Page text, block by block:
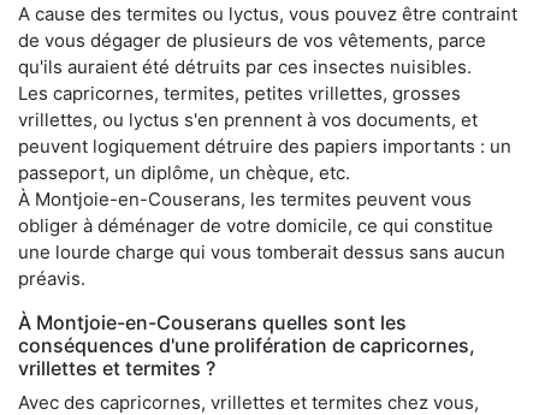
A cause des termites ou lyctus, vous pouvez être contraint
de vous dégager de plusieurs de vos vêtements, parce
qu'ils auraient été détruits par ces insectes nuisibles.
Les capricornes, termites, petites vrillettes, grosses
vrillettes, ou lyctus s'en prennent à vos documents, et
peuvent logiquement détruire des papiers importants : un
passeport, un diplôme, un chèque, etc.
À Montjoie-en-Couserans, les termites peuvent vous
obliger à déménager de votre domicile, ce qui constitue
une lourde charge qui vous tomberait dessus sans aucun
préavis.
À Montjoie-en-Couserans quelles sont les
conséquences d'une prolifération de capricornes,
vrillettes et termites ?
Avec des capricornes, vrillettes et termites chez vous,